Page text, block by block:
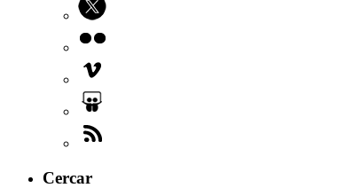
Cercar